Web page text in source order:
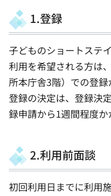
1.登録
子どものショートステ
利用を希望される方は
所本庁舎3階）での登録
登録の決定は、登録決
録申請から1週間程度か
2.利用前面談
初回利用日までに利用